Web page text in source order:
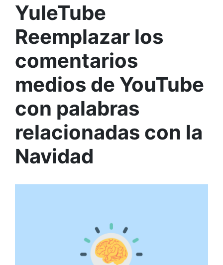
YuleTube
Reemplazar los
comentarios
medios de YouTube
con palabras
relacionadas con la
Navidad